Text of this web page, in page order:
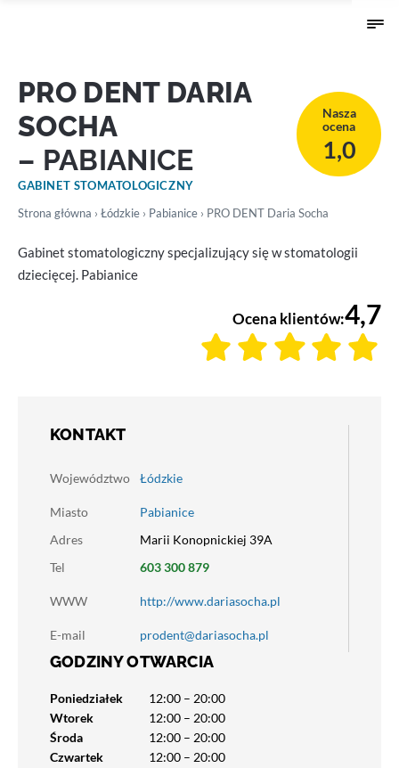
PRO DENT DARIA
SOCHA
– PABIANICE
GABINET STOMATOLOGICZNY
Nasza
ocena
1,0
Strona główna › Łódzkie › Pabianice › PRO DENT Daria Socha
Gabinet stomatologiczny specjalizujący się w stomatologii
dziecięcej. Pabianice
Ocena klientów:4,7
KONTAKT
Województwo Łódzkie
Miasto
Pabianice
Adres
Marii Konopnickiej 39A
Tel
603 300 879
WWW http://www.dariasocha.pl
E-mail prodent@dariasocha.pl
GODZINY OTWARCIA
Poniedziałek
12:00 – 20:00
Wtorek
12:00 – 20:00
Środa
12:00 – 20:00
Czwartek
12:00 – 20:00